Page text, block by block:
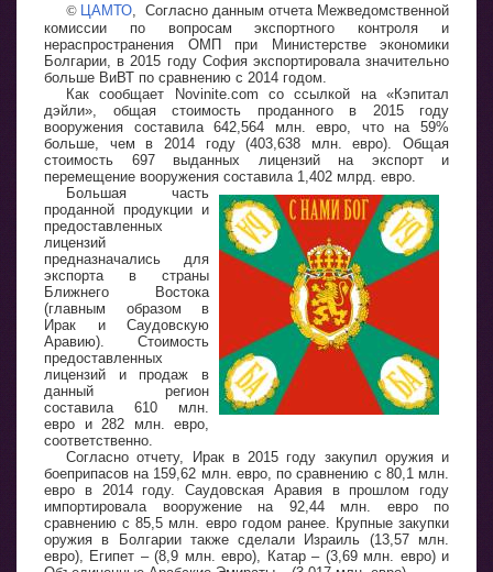
© ЦАМТО , Согласно данным отчета Межведомственной
комиссии по вопросам экспортного контроля и
нераспространения ОМП при Министерстве экономики
Болгарии, в 2015 году София экспортировала значительно
больше ВиВТ по сравнению с 2014 годом.
Как сообщает Novinite.com со ссылкой на «Кэпитал
дэйли», общая стоимость проданного в 2015 году
вооружения составила 642,564 млн. евро, что на 59%
больше, чем в 2014 году (403,638 млн. евро). Общая
стоимость 697 выданных лицензий на экспорт и
перемещение вооружения составила 1,402 млрд. евро.
Большая часть
проданной продукции и
предоставленных
лицензий
предназначались для
экспорта в страны
Ближнего Востока
(главным образом в
Ирак и Саудовскую
Аравию). Стоимость
предоставленных
лицензий и продаж в
данный регион
составила 610 млн.
евро и 282 млн. евро,
соответственно.
Согласно отчету, Ирак в 2015 году закупил оружия и
боеприпасов на 159,62 млн. евро, по сравнению с 80,1 млн.
евро в 2014 году. Саудовская Аравия в прошлом году
импортировала вооружение на 92,44 млн. евро по
сравнению с 85,5 млн. евро годом ранее. Крупные закупки
оружия в Болгарии также сделали Израиль (13,57 млн.
евро), Египет – (8,9 млн. евро), Катар – (3,69 млн. евро) и